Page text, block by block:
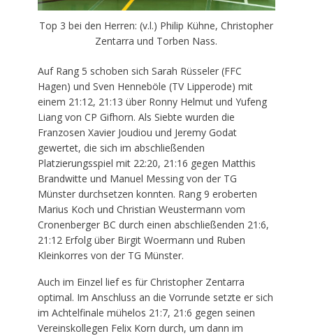
Top 3 bei den Herren: (v.l.) Philip Kühne, Christopher
Zentarra und Torben Nass.
Auf Rang 5 schoben sich Sarah Rüsseler (FFC
Hagen) und Sven Henneböle (TV Lipperode) mit
einem 21:12, 21:13 über Ronny Helmut und Yufeng
Liang von CP Gifhorn. Als Siebte wurden die
Franzosen Xavier Joudiou und Jeremy Godat
gewertet, die sich im abschließenden
Platzierungsspiel mit 22:20, 21:16 gegen Matthis
Brandwitte und Manuel Messing von der TG
Münster durchsetzen konnten. Rang 9 eroberten
Marius Koch und Christian Weustermann vom
Cronenberger BC durch einen abschließenden 21:6,
21:12 Erfolg über Birgit Woermann und Ruben
Kleinkorres von der TG Münster.
Auch im Einzel lief es für Christopher Zentarra
optimal. Im Anschluss an die Vorrunde setzte er sich
im Achtelfinale mühelos 21:7, 21:6 gegen seinen
Vereinskollegen Felix Korn durch, um dann im